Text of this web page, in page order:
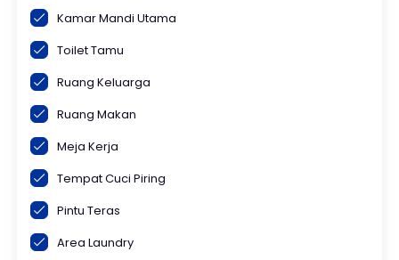
Kamar Mandi Utama
Toilet Tamu
Ruang Keluarga
Ruang Makan
Meja Kerja
Tempat Cuci Piring
Pintu Teras
Area Laundry